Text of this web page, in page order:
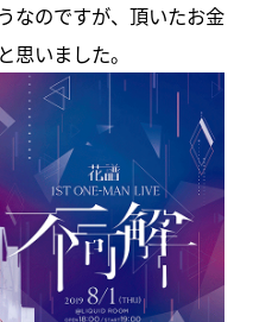
なのですが、頂いたお金
いました。